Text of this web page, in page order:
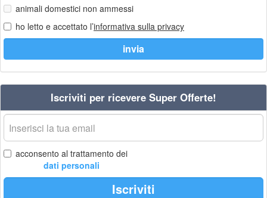
animali domestici non ammessi
ho letto e accettato l’informativa sulla privacy
Iscriviti per ricevere Super Offerte!
La
tua
email
acconsento al trattamento dei
dati personali
Iscriviti